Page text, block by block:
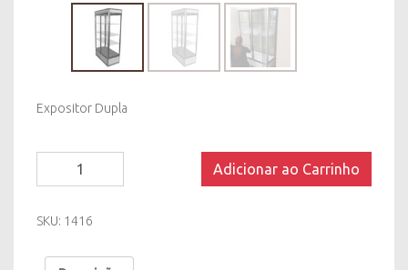
Expositor Dupla
Adicionar ao Carrinho
SKU: 1416